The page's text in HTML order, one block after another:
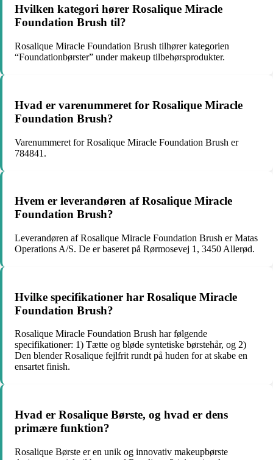
Hvilken kategori hører Rosalique Miracle
Foundation Brush til?
Rosalique Miracle Foundation Brush tilhører kategorien
“Foundationbørster” under makeup tilbehørsprodukter.
Hvad er varenummeret for Rosalique Miracle
Foundation Brush?
Varenummeret for Rosalique Miracle Foundation Brush er
784841.
Hvem er leverandøren af Rosalique Miracle
Foundation Brush?
Leverandøren af Rosalique Miracle Foundation Brush er Matas
Operations A/S. De er baseret på Rørmosevej 1, 3450 Allerød.
Hvilke specifikationer har Rosalique Miracle
Foundation Brush?
Rosalique Miracle Foundation Brush har følgende
specifikationer: 1) Tætte og bløde syntetiske børstehår, og 2)
Den blender Rosalique fejlfrit rundt på huden for at skabe en
ensartet finish.
Hvad er Rosalique Børste, og hvad er dens
primære funktion?
Rosalique Børste er en unik og innovativ makeupbørste